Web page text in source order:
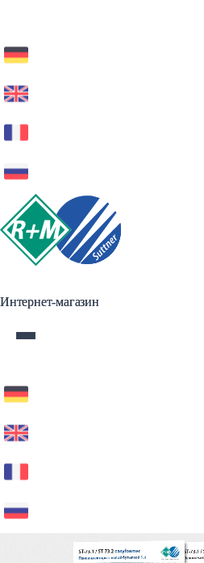
Интернет-магазин
Интернет-магазин